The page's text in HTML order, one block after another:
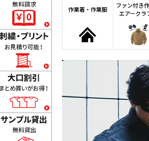
作業着・作業服
ファン付き
エアークラ